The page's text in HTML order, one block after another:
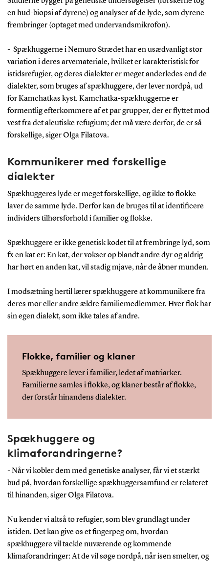
en hud-biopsi af dyrene) og analyser af de lyde, som dyrene
frembringer (optaget med undervandsmikrofon).
- Spækhuggerne i Nemuro Strædet har en usædvanligt stor
variation i deres arvemateriale, hvilket er karakteristisk for
istidsrefugier, og deres dialekter er meget anderledes end de
dialekter, som bruges af spækhuggere, der lever nordpå, ud
for Kamchatkas kyst. Kamchatka-spækhuggerne er
formentlig efterkommere af et par grupper, der er flyttet mod
vest fra det aleutiske refugium; det må være derfor, de er så
forskellige, siger Olga Filatova.
Kommunikerer med forskellige
dialekter
Spækhuggeres lyde er meget forskellige, og ikke to flokke
laver de samme lyde. Derfor kan de bruges til at identificere
individers tilhørsforhold i familier og flokke.
Spækhuggere er ikke genetisk kodet til at frembringe lyd, som
fx en kat er: En kat, der vokser op blandt andre dyr og aldrig
har hørt en anden kat, vil stadig mjave, når de åbner munden.
I modsætning hertil lærer spækhuggere at kommunikere fra
deres mor eller andre ældre familiemedlemmer. Hver flok har
sin egen dialekt, som ikke tales af andre.
Flokke, familier og klaner
Spækhuggere lever i familier, ledet af matriarker.
Familierne samles i flokke, og klaner består af flokke,
der forstår hinandens dialekter.
Spækhuggere og
klimaforandringerne?
- Når vi kobler dem med genetiske analyser, får vi et stærkt
bud på, hvordan forskellige spækhuggersamfund er relateret
til hinanden, siger Olga Filatova.
Nu kender vi altså to refugier, som blev grundlagt under
istiden. Det kan give os et fingerpeg om, hvordan
spækhuggere vil tackle nuværende og kommende
klimaforandringer: At de vil søge nordpå, når isen smelter, og